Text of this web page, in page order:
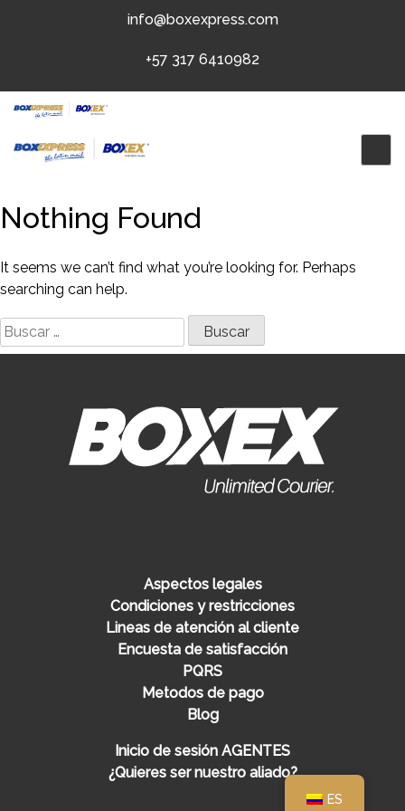
info@boxexpress.com
+57 317 6410982
Nothing Found
It seems we can’t find what you’re looking for. Perhaps
searching can help.
Buscar:
Aspectos legales
Condiciones y restricciones
Lineas de atención al cliente
Encuesta de satisfacción
PQRS
Metodos de pago
Blog
Inicio de sesión AGENTES
¿Quieres ser nuestro aliado?
ES